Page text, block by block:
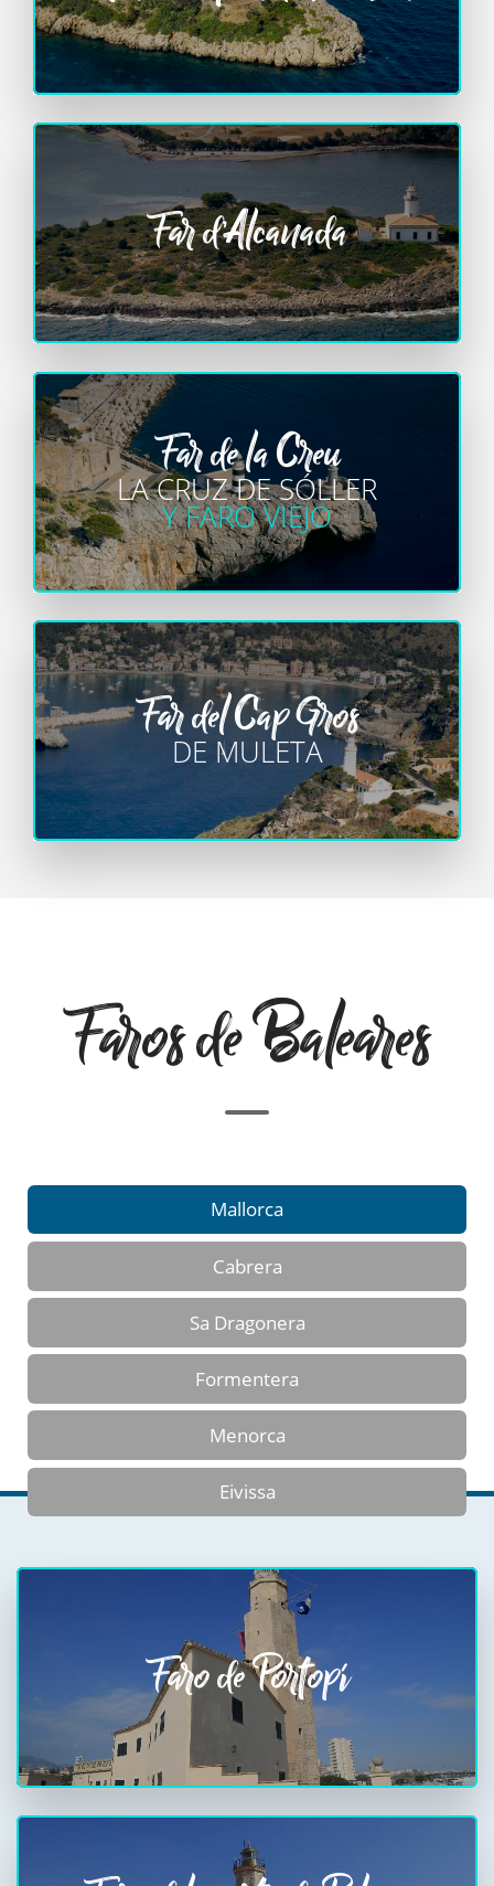
Far d’Alcanada
Far de la Creu
LA CRUZ DE SÓLLER
Y FARO VIEJO
Far del Cap Gros
DE MULETA
Faros de Baleares
Mallorca
Cabrera
Sa Dragonera
Formentera
Menorca
Eivissa
Faro de Portopí